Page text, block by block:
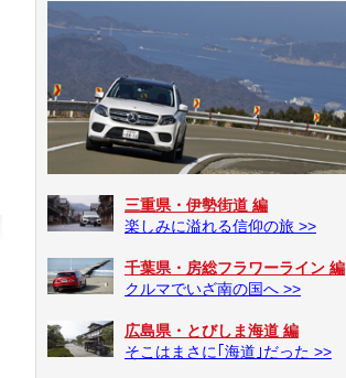
三重県・伊勢街道 編
楽しみに溢れる信仰の旅 >>
千葉県・房総フラワーライン 編
クルマでいざ南の国へ >>
広島県・とびしま海道 編
そこはまさに｢海道｣だった >>